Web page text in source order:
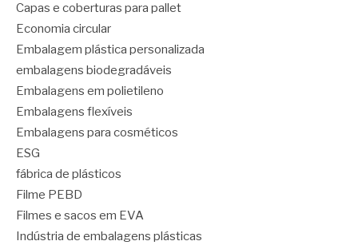
Capas e coberturas para pallet
Economia circular
Embalagem plástica personalizada
embalagens biodegradáveis
Embalagens em polietileno
Embalagens flexíveis
Embalagens para cosméticos
ESG
fábrica de plásticos
Filme PEBD
Filmes e sacos em EVA
Indústria de embalagens plásticas